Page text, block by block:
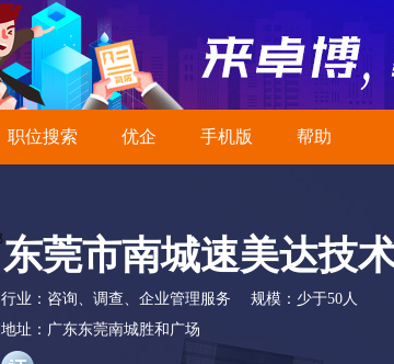
职位搜索 优企 手机版 帮助
东莞市南城速美达技
行业： 咨询、调查、企业管理服务 规模： 少于50人
地址： 广东东莞南城胜和广场